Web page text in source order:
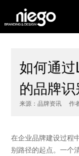
如何通
的品牌
来源：品牌资讯 作
在企业品牌建设过程
别路径的起点。一个